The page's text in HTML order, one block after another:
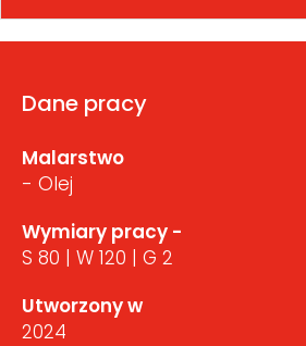
Dane pracy
Malarstwo
- Olej
Wymiary pracy -
S 80 | W 120 | G 2
Utworzony w
2024